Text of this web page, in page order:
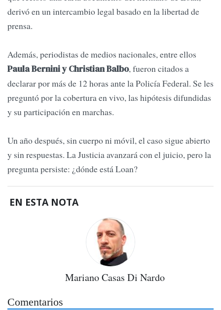
derivó en un intercambio legal basado en la libertad de
prensa.
Además, periodistas de medios nacionales, entre ellos
Paula Bernini y Christian Balbo, fueron citados a
declarar por más de 12 horas ante la Policía Federal. Se les
preguntó por la cobertura en vivo, las hipótesis difundidas
y su participación en marchas.
Un año después, sin cuerpo ni móvil, el caso sigue abierto
y sin respuestas. La Justicia avanzará con el juicio, pero la
pregunta persiste: ¿dónde está Loan?
EN ESTA NOTA
Mariano Casas Di Nardo
Comentarios